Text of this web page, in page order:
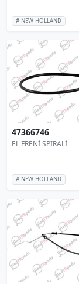
# NEW HOLLAND
47366746
EL FRENİ SPIRALİ
# NEW HOLLAND